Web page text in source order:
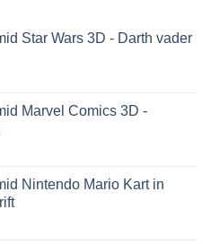
Star Wars 3D - Darth vader
Marvel Comics 3D -
Nintendo Mario Kart in